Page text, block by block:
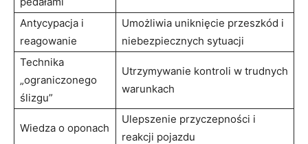
Antycypacja i
reagowanie
Umożliwia uniknięcie przeszkód i
niebezpiecznych sytuacji
Technika
„ograniczonego
ślizgu”
Utrzymywanie kontroli w trudnych
warunkach
Wiedza o oponach
Ulepszenie przyczepności i
reakcji pojazdu